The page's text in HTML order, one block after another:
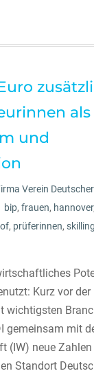
als
und
Verein
bip, frauen, hannover,
, prüferinnen, skilling
Kurz vor der
wichtigsten
gemeinsam mit
(IW) neue
Standort